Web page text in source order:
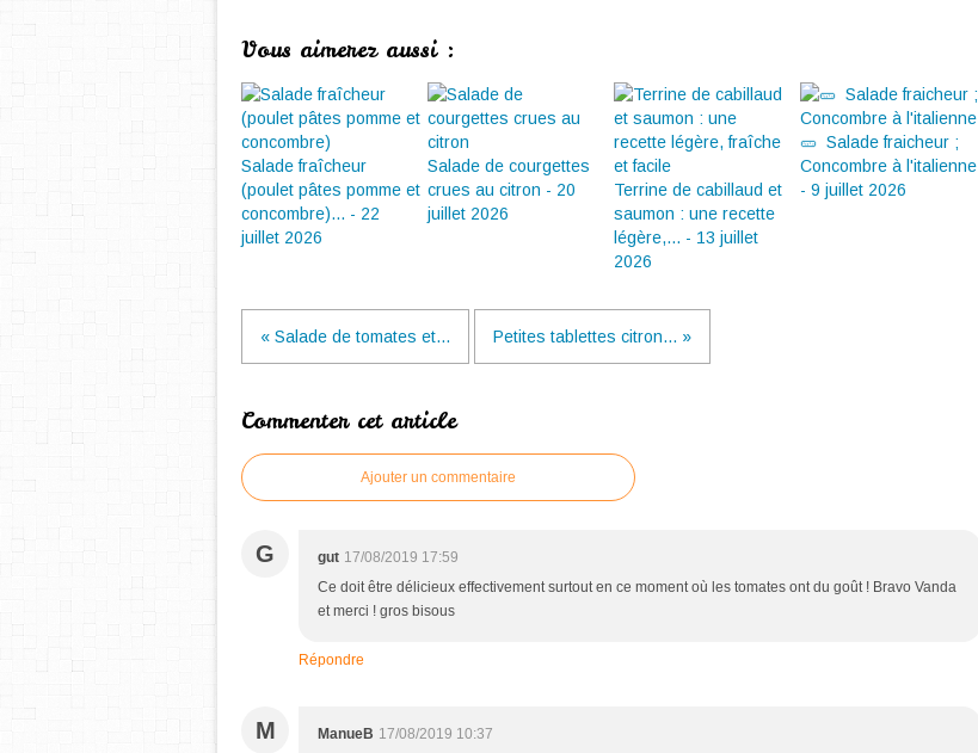
Vous aimerez aussi :
Salade fraîcheur
(poulet pâtes pomme et
concombre)... - 22
juillet 2026
Salade de courgettes
crues au citron - 20
juillet 2026
Terrine de cabillaud et
saumon : une recette
légère,... - 13 juillet
2026
🥒 Salade fraicheur ;
Concombre à l'italienne
- 9 juillet 2026
« Salade de tomates et... Petites tablettes citron... »
Commenter cet article
Ajouter un commentaire
G gut 17/08/2019 17:59
Ce doit être délicieux effectivement surtout en ce moment où les tomates ont du goût ! Bravo Vanda
et merci ! gros bisous
Répondre
M ManueB 17/08/2019 10:37